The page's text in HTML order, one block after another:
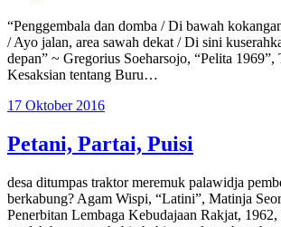
“Penggembala dan domba / Di bawah
/ Ayo jalan, area sawah dekat / Di sini
depan” ~ Gregorius Soeharsojo, “Pelita 1969”,
Kesaksian tentang Buru…
17 Oktober 2016
Petani, Partai, Puisi
desa ditumpas traktor meremuk palawidja
berkabung? Agam Wispi, “Latini”, Matinja
Penerbitan Lembaga Kebudajaan Rakjat,